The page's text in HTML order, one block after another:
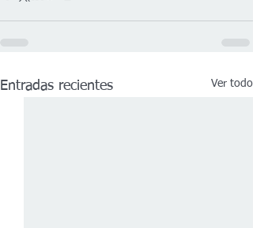
Entradas recientes Ver todo